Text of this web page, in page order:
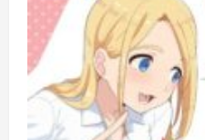
る
り
英
会
話
に
つ
い
て
さ